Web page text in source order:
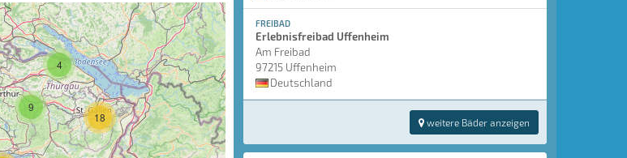
4
18
9
FREIBAD
Erlebnisfreibad Uffenheim
Am Freibad
97215 Uffenheim
Deutschland
weitere Bäder anzeigen